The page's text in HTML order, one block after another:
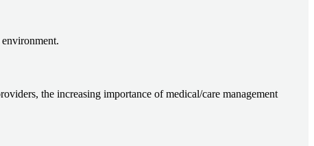
the increasing importance of medical/care management